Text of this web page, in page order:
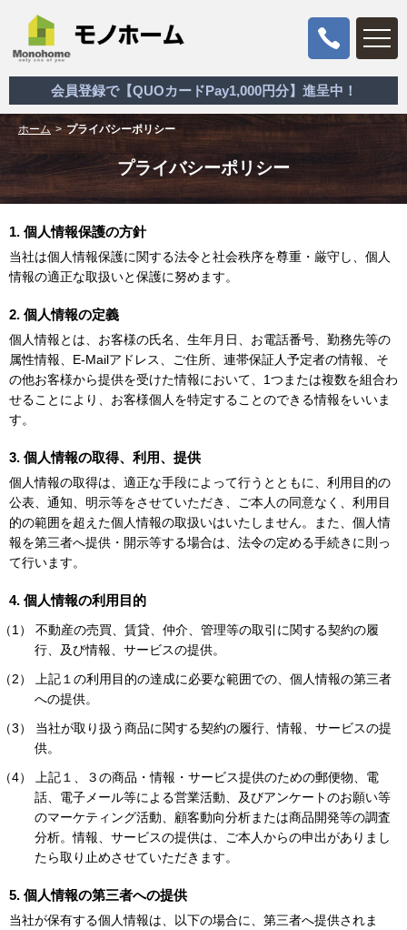
会員登録で【QUOカードPay1,000円分】進呈中！
ホーム プライバシーポリシー
プライバシーポリシー
1. 個人情報保護の方針
当社は個人情報保護に関する法令と社会秩序を尊重・厳守し、個人
情報の適正な取扱いと保護に努めます。
2. 個人情報の定義
個人情報とは、お客様の氏名、生年月日、お電話番号、勤務先等の
属性情報、E-Mailアドレス、ご住所、連帯保証人予定者の情報、そ
の他お客様から提供を受けた情報において、1つまたは複数を組合わ
せることにより、お客様個人を特定することのできる情報をいいま
す。
3. 個人情報の取得、利用、提供
個人情報の取得は、適正な手段によって行うとともに、利用目的の
公表、通知、明示等をさせていただき、ご本人の同意なく、利用目
的の範囲を超えた個人情報の取扱いはいたしません。また、個人情
報を第三者へ提供・開示等する場合は、法令の定める手続きに則っ
て行います。
4. 個人情報の利用目的
1） 不動産の売買、賃貸、仲介、管理等の取引に関する契約の履
行、及び情報、サービスの提供。
2） 上記１の利用目的の達成に必要な範囲での、個人情報の第三者
への提供。
3） 当社が取り扱う商品に関する契約の履行、情報、サービスの提
供。
4） 上記１、３の商品・情報・サービス提供のための郵便物、電
話、電子メール等による営業活動、及びアンケートのお願い等
のマーケティング活動、顧客動向分析または商品開発等の調査
分析。情報、サービスの提供は、ご本人からの申出がありまし
たら取り止めさせていただきます。
5. 個人情報の第三者への提供
当社が保有する個人情報は、以下の場合に、第三者へ提供されま